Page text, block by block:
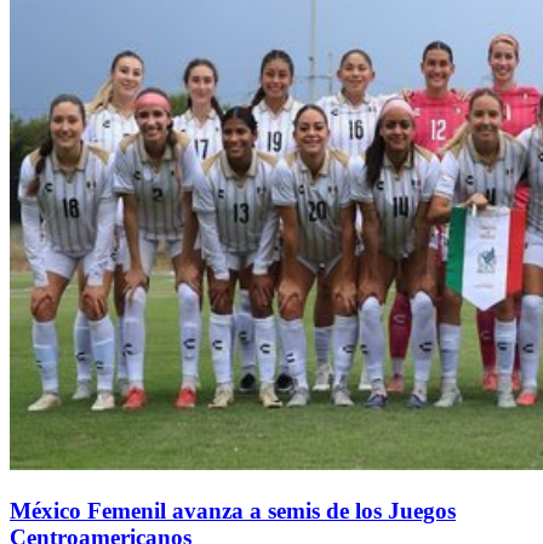
México Femenil avanza a semis de los Juegos
Centroamericanos